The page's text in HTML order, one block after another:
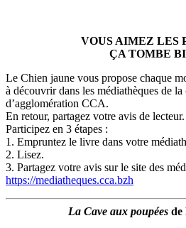
VOUS AIMEZ LES
ÇA TOMBE
Le Chien jaune vous propose chaque
à découvrir dans les médiathèques de
d’agglomération CCA.
En retour, partagez votre avis de lecteur.
Participez en 3 étapes :
1. Empruntez le livre dans votre
2. Lisez.
3. Partagez votre avis sur le site des
https://mediatheques.cca.bzh
La Cave aux poupées de